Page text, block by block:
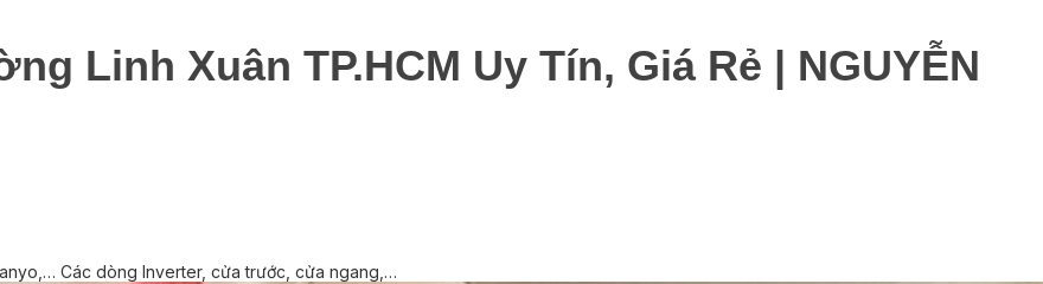
Linh Xuân TP.HCM Uy Tín, Giá Rẻ | NGUYỄN
Các dòng Inverter, cửa trước, cửa ngang,…